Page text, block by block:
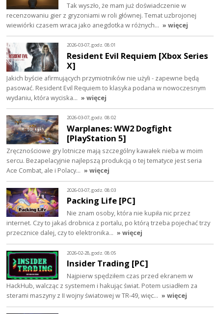
Tak wyszło, że mam już doświadczenie w
recenzowaniu gier z gryzoniami w roli głównej. Temat uzbrojonej
wiewiórki czasem wraca jako anegdotka w różnych… » więcej
2026-03-07, godz. 08:01
Resident Evil Requiem [Xbox Series
X]
Jakich byście afirmujących przymiotników nie użyli - zapewne będą
pasować. Resident Evil Requiem to klasyka podana w nowoczesnym
wydaniu, która wyciska… » więcej
2026-03-07, godz. 08:02
Warplanes: WW2 Dogfight
[PlayStation 5]
Zręcznościowe gry lotnicze mają szczególny kawałek nieba w moim
sercu. Bezapelacyjnie najlepszą produkcją o tej tematyce jest seria
Ace Combat, ale i Polacy… » więcej
2026-03-07, godz. 08:03
Packing Life [PC]
Nie znam osoby, która nie kupiła nic przez
internet. Czy to jakaś drobnica z portalu, po którą trzeba pojechać trzy
przecznice dalej, czy to elektronika… » więcej
2026-02-28, godz. 08:05
Insider Trading [PC]
Najpierw spędziłem czas przed ekranem w
HackHub, walcząc z systemem i hakując świat. Potem usiadłem za
sterami maszyny z II wojny światowej w TR-49, więc… » więcej